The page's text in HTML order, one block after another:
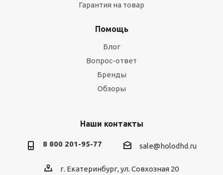
Гарантия на товар
Помощь
Блог
Вопрос-ответ
Бренды
Обзоры
Наши контакты
8 800 201-95-77 sale@holodhd.ru
г. Екатеринбург, ул. Совхозная 20